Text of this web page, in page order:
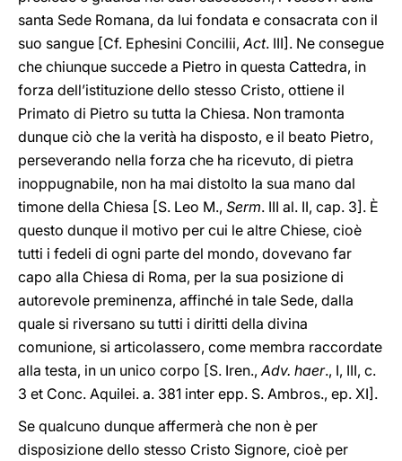
santa Sede Romana, da lui fondata e consacrata con il
suo sangue [Cf. Ephesini Concilii,Act. III]. Ne consegue
che chiunque succede a Pietro in questa Cattedra, in
forza dell’istituzione dello stesso Cristo, ottiene il
Primato di Pietro su tutta la Chiesa. Non tramonta
dunque ciò che la verità ha disposto, e il beato Pietro,
perseverando nella forza che ha ricevuto, di pietra
inoppugnabile, non ha mai distolto la sua mano dal
timone della Chiesa [S. Leo M., Serm. III al. II, cap. 3]. È
questo dunque il motivo per cui le altre Chiese, cioè
tutti i fedeli di ogni parte del mondo, dovevano far
capo alla Chiesa di Roma, per la sua posizione di
autorevole preminenza, affinché in tale Sede, dalla
quale si riversano su tutti i diritti della divina
comunione, si articolassero, come membra raccordate
alla testa, in un unico corpo [S. Iren.,Adv. haer., I, III, c.
3 et Conc. Aquilei. a. 381 inter epp. S. Ambros., ep. XI].
Se qualcuno dunque affermerà che non è per
disposizione dello stesso Cristo Signore, cioè per